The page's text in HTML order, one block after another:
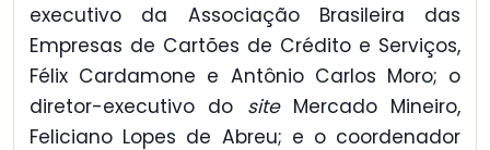
executivo da Associação Brasileira das
Empresas de Cartões de Crédito e Serviços,
Félix Cardamone e Antônio Carlos Moro; o
diretor-executivo do siteMercado Mineiro,
Feliciano Lopes de Abreu; e o coordenador